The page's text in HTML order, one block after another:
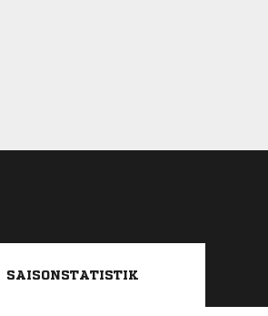
SAISONSTATISTIK